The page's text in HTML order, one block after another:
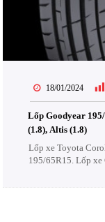
18/01/2024
Lốp Goodyear
(1.8), Altis (1.8)
Lốp xe Toyota
195/65R15. Lốp xe